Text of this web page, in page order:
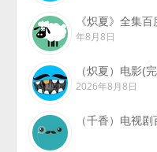
《炽夏》全集
年8月8日
（炽夏）电影(
2026年8月8日
（千香）电视